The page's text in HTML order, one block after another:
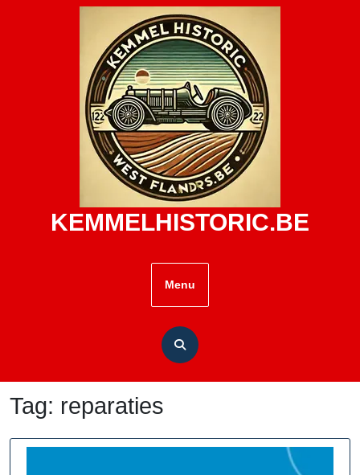
KEMMELHISTORIC.BE
Menu
Tag: reparaties